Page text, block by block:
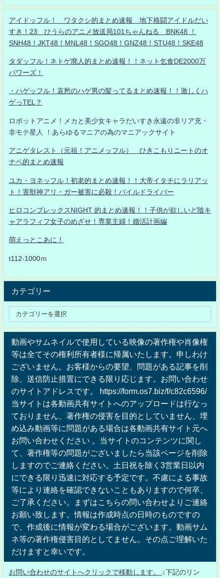
アイドッフル！ ワタクシ的まとめ速報 地下格闘アイドルだい
すき！23 ひうらのアニメ放送局101ちゃんねる BNK48 ！
SNH48！JKT48！MNL48！SGO48！GNZ48！STU48！SKE48
タダッフル！ネトゲ廃人的まとめ速報！！ネット乞食DE2000万
パワーズ！
・ハゲッフル！哀愁のハゲ男の髪ってるまとめ速報！！激しくハ
ゲっTEL？
ロボットアニメ！メカと美少女キャラだいすき永遠の非リア充・
非モテ星人 ！あらゆるマニアの為のマニアックサイト
アニゲタレスト（元祖！アニメッフル） ひきこもりニートのオ
ナベ的まとめ速報
ユカ・ヨネッフル！初老的まとめ速報！！大帝イタチにラリアッ
ト！害獣神アリ・ガー被害に必殺！パイルドライバー
ヒロコンプレックスNIGHT 的まとめ速報！！子供が欲しいど陰キ
ャアラフィフ女子のめざせ！専業主婦！婚活計画編
萌えっとこあに！
t112-1000ｍ
カテゴリー
動画やサムネイルで使用している映像の著作権や肖像権
等は全てその権利所有者様に帰属いたします。申しわけ
ございません。お客様からの要望、問題がある記事を削
除、送信防止措置にできる限り応じます。お問い合わせ
のサイトアドレスです。 https://form.os7.biz/f/c82c6596/
当サイトは各動画共有サイトへのアップロードは行なっ
ておりません、著作権の侵害を目的としていません、埋
め込み動画等に問題がある場合は各動画共有サイト元へ
お問い合わせください 。当サイトのコンテンツに関し
て、著作権等の問題がございましたら当該ページを削除
しますのでご連絡ください。土日祝を除く3営業日以内
にできる限り迅速に対応する予定です。不慮による事故
等により連絡を確認できないこともありますので何卒、
ご了承ください。まずはこちらの問い合わせよりご連絡
お願い致します。情報は作成時点の日時のものですの
で、作成後に情報が変わる場合がございます。動画サム
ネ等の著作権侵害目的としてません。その点ご理解いた
だけますと幸いです。
お問い合わせのサイトへクリックで移動します。
↓下記のリン